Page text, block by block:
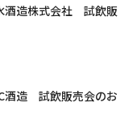
造株式会社 試飲販
造 試飲販売会のお